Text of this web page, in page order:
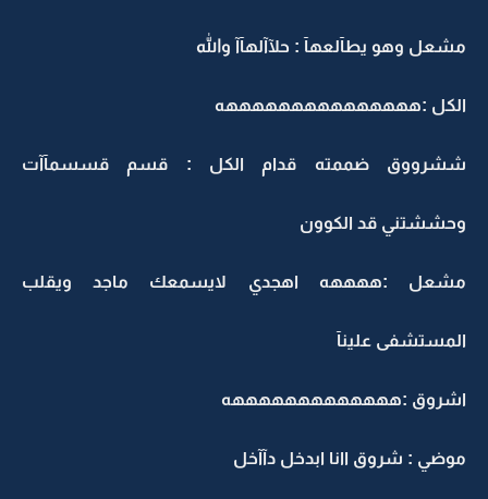
مشعل وهو يطآلعهآ : حلآآلهآآ والله
الكل :هههههههههههههههه
ششرووق ضممته قدام الكل : قسم قسسمآآت
وحششتني قد الكوون
مشعل :ههههه اهجدي لايسمعك ماجد ويقلب
المستشفى علينآ
اشروق :هههههههههههههه
موضي : شروق اانا ابدخل دآآخل